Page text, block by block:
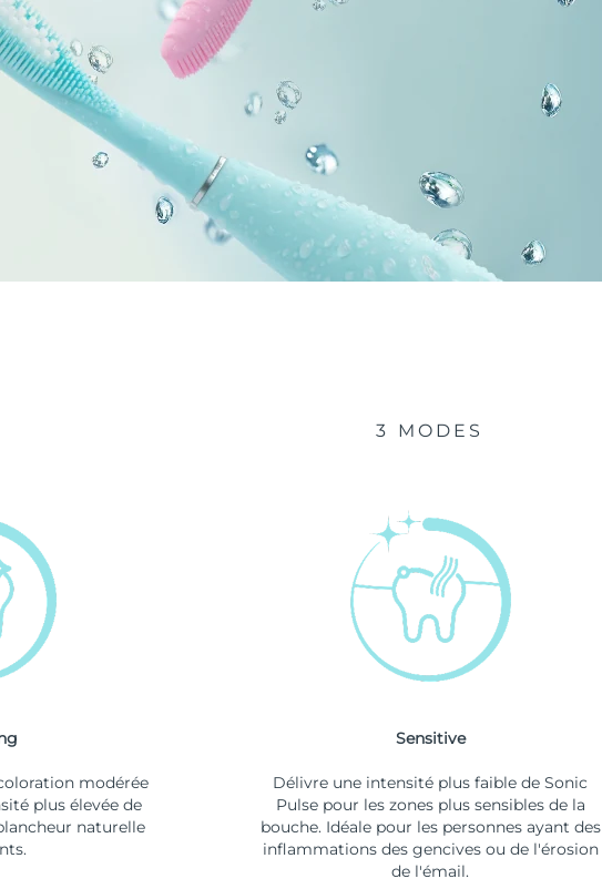
3 MODES
modérée
plus élevée de
naturelle
Sensitive
Délivre une intensité plus faible de Sonic
Pulse pour les zones plus sensibles de la
bouche. Idéale pour les personnes ayant des
inflammations des gencives ou de l'érosion
de l'émail.